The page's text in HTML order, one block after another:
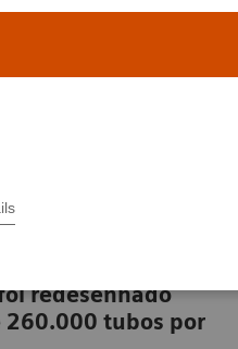
Pardini
de
redesenhado
260.000 tubos por